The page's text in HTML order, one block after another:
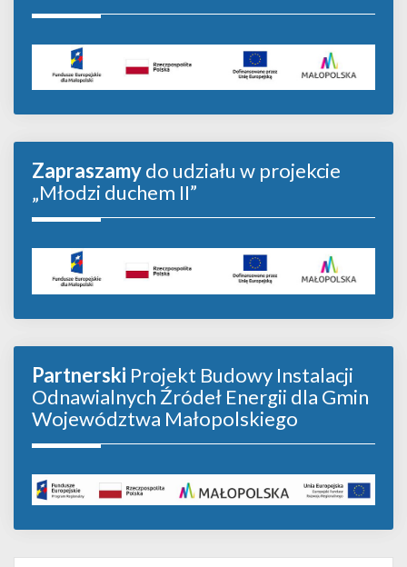
Zapraszamydo udziału w projekcie
„Młodzi duchem II”
Partnerski Projekt Budowy Instalacji
Odnawialnych Źródeł Energii dla Gmin
Województwa Małopolskiego